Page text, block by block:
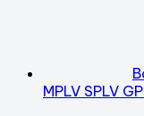
MPLV SPLV